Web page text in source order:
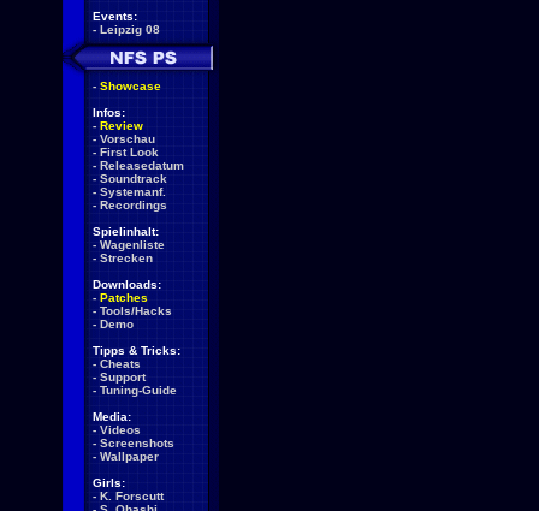
Events:
- Leipzig 08
- Showcase
Infos:
- Review
- Vorschau
- First Look
- Releasedatum
- Soundtrack
- Systemanf.
- Recordings
Spielinhalt:
- Wagenliste
- Strecken
Downloads:
- Patches
- Tools/Hacks
- Demo
Tipps & Tricks:
- Cheats
- Support
- Tuning-Guide
Media:
- Videos
- Screenshots
- Wallpaper
Girls:
- K. Forscutt